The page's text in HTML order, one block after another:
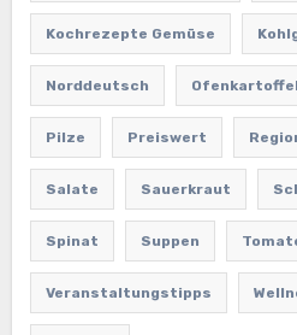
Kochrezepte Gemüse
Norddeutsch Ofenkartoffel
Pilze Preiswert
Salate Sauerkraut
Spinat Suppen
Veranstaltungstipps